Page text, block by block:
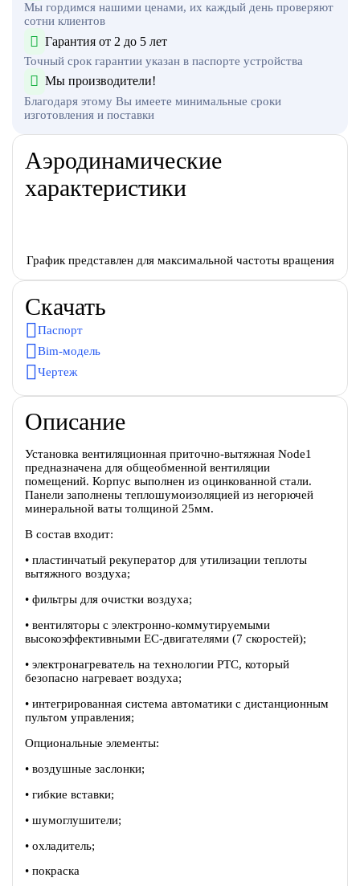
Мы гордимся нашими ценами, их каждый день проверяют
сотни клиентов
Гарантия от 2 до 5 лет
Точный срок гарантии указан в паспорте устройства
Мы производители!
Благодаря этому Вы имеете минимальные сроки
изготовления и поставки
Аэродинамические
характеристики
График представлен для максимальной частоты вращения
Скачать
Паспорт
Bim-модель
Чертеж
Описание
Установка вентиляционная приточно-вытяжная Node1
предназначена для общеобменной вентиляции
помещений. Корпус выполнен из оцинкованной стали.
Панели заполнены теплошумоизоляцией из негорючей
минеральной ваты толщиной 25мм.
В состав входит:
• пластинчатый рекуператор для утилизации теплоты
вытяжного воздуха;
• фильтры для очистки воздуха;
• вентиляторы c электронно-коммутируемыми
высокоэффективными EC-двигателями (7 скоростей);
• электронагреватель на технологии PTC, который
безопасно нагревает воздуха;
• интегрированная система автоматики с дистанционным
пультом управления;
Опциональные элементы:
• воздушные заслонки;
• гибкие вставки;
• шумоглушители;
• охладитель;
• покраска